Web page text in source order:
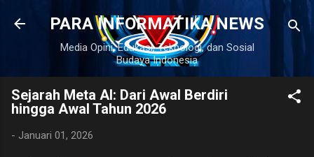
Langsung ke konten utama
PARA INFORMATIKA NEWS
Media Opini, Edukasi, Teknologi, dan Sosial
Budaya Indonesia
Sejarah Meta AI: Dari Awal Berdiri
hingga Awal Tahun 2026
- Januari 01, 2026